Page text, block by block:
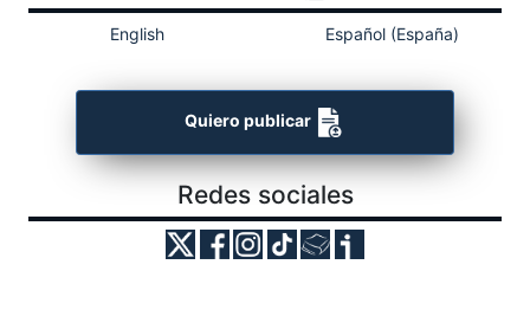
English Español (España)
Quiero publicar
Redes sociales